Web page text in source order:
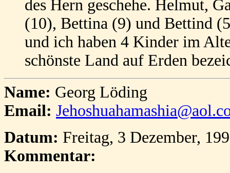
des Hern geschehe. Helmut,
(10), Bettina (9) und Bettind
und ich haben 4 Kinder im
schönste Land auf Erden
Name: Georg Löding
Email:
Datum: Freitag, 3 Dezember,
Kommentar: